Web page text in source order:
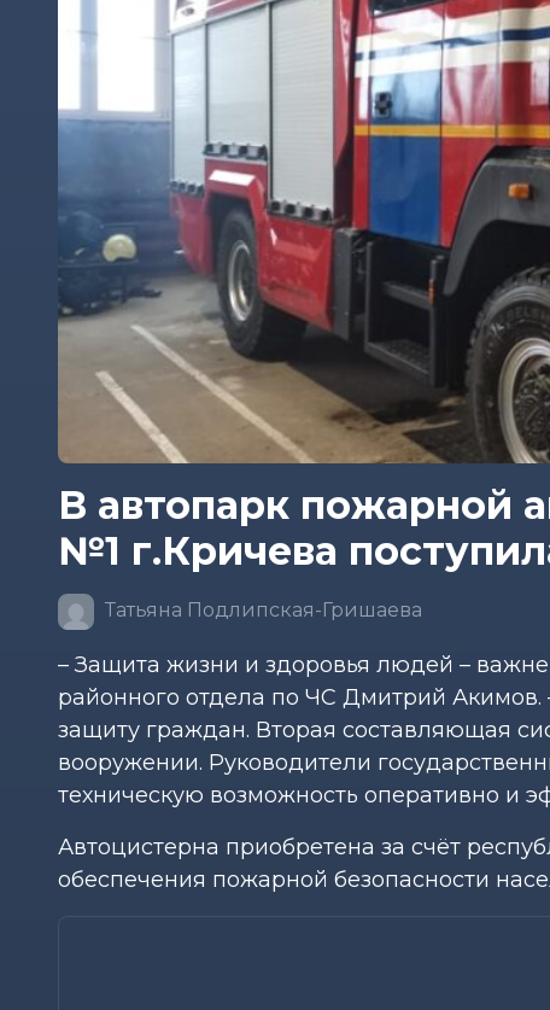
В автопарк пожарной
№1 г.Кричева
Татьяна Подлипская-Гришаева
– Защита жизни и здоровья людей –
районного отдела по ЧС Дмитрий Акимов.
защиту граждан. Вторая составляющая
вооружении. Руководители
техническую возможность оперативно и
Автоцистерна приобретена за счёт
обеспечения пожарной безопасности